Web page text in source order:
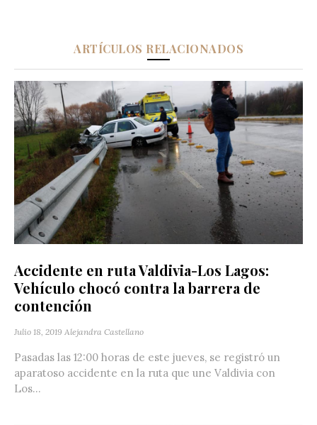
ARTÍCULOS RELACIONADOS
Accidente en ruta Valdivia-Los Lagos:
Vehículo chocó contra la barrera de
contención
Julio 18, 2019 Alejandra Castellano
Pasadas las 12:00 horas de este jueves, se registró un
aparatoso accidente en la ruta que une Valdivia con
Los...